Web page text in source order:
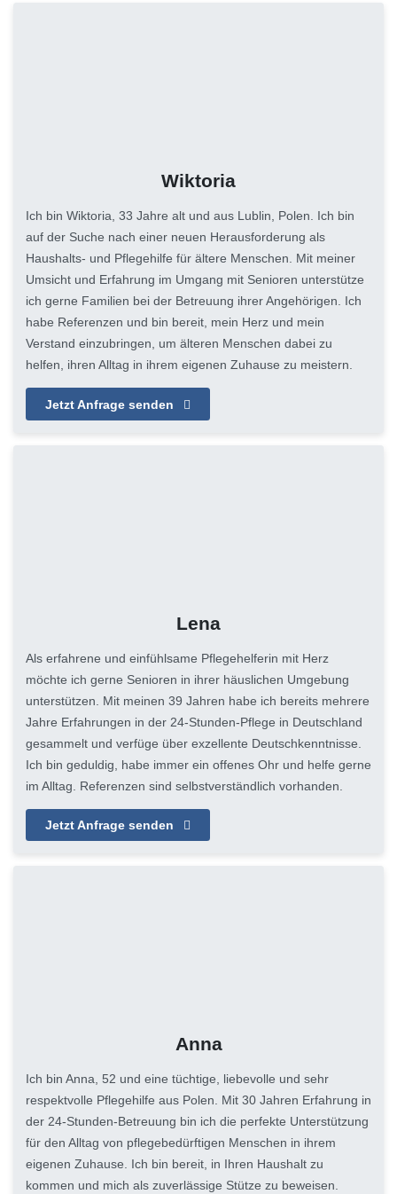
Wiktoria
Ich bin Wiktoria, 33 Jahre alt und aus Lublin, Polen. Ich bin
auf der Suche nach einer neuen Herausforderung als
Haushalts- und Pflegehilfe für ältere Menschen. Mit meiner
Umsicht und Erfahrung im Umgang mit Senioren unterstütze
ich gerne Familien bei der Betreuung ihrer Angehörigen. Ich
habe Referenzen und bin bereit, mein Herz und mein
Verstand einzubringen, um älteren Menschen dabei zu
helfen, ihren Alltag in ihrem eigenen Zuhause zu meistern.
Jetzt Anfrage senden
Lena
Als erfahrene und einfühlsame Pflegehelferin mit Herz
möchte ich gerne Senioren in ihrer häuslichen Umgebung
unterstützen. Mit meinen 39 Jahren habe ich bereits mehrere
Jahre Erfahrungen in der 24-Stunden-Pflege in Deutschland
gesammelt und verfüge über exzellente Deutschkenntnisse.
Ich bin geduldig, habe immer ein offenes Ohr und helfe gerne
im Alltag. Referenzen sind selbstverständlich vorhanden.
Jetzt Anfrage senden
Anna
Ich bin Anna, 52 und eine tüchtige, liebevolle und sehr
respektvolle Pflegehilfe aus Polen. Mit 30 Jahren Erfahrung in
der 24-Stunden-Betreuung bin ich die perfekte Unterstützung
für den Alltag von pflegebedürftigen Menschen in ihrem
eigenen Zuhause. Ich bin bereit, in Ihren Haushalt zu
kommen und mich als zuverlässige Stütze zu beweisen.